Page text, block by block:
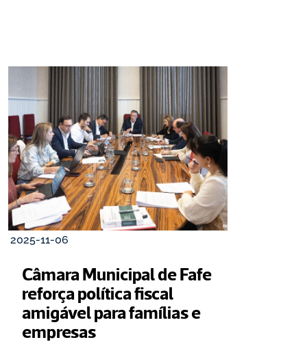
2025-11-06
Câmara Municipal de Fafe
reforça política fiscal
amigável para famílias e
empresas